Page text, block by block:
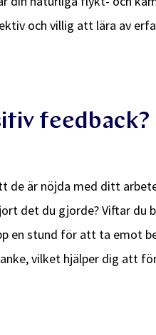
och villig att lära av
feedback?
de är nöjda med ditt
det du gjorde? Viftar
en stund för att ta emot
vilket hjälper dig att